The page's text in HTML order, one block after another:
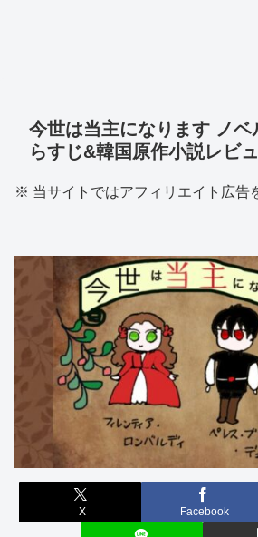
今世は当主になります ノベ
らすじ&韓国原作小説レビ
※ 当サイトではアフィリエイト広告
X Facebook